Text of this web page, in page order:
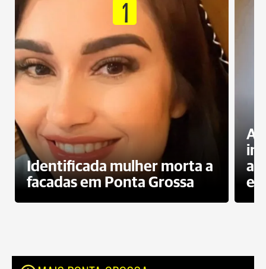
1
Identificada mulher morta a
facadas em Ponta Grossa